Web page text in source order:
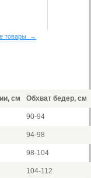
товары →
см Обхват бедер, см
90-94
94-98
98-104
104-112